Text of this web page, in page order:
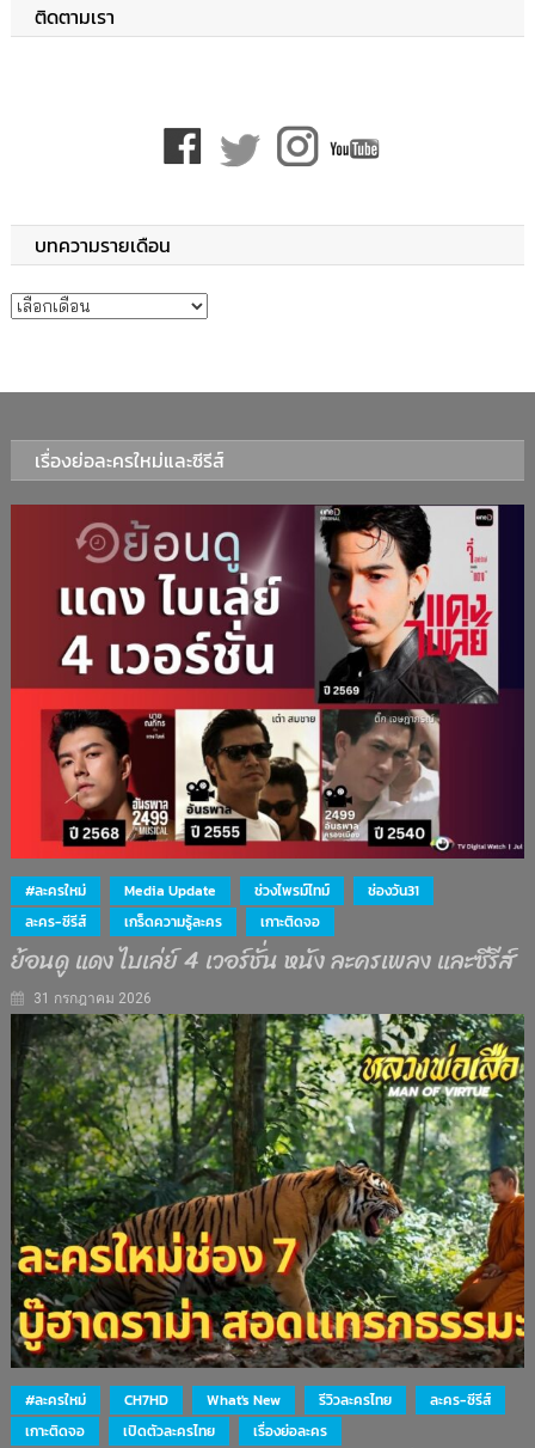
ติดตามเรา
บทความรายเดือน
บทความรายเดือน
เรื่องย่อละครใหม่และซีรีส์
#ละครใหม่ Media Update ช่วงไพรม์ไทม์
ช่องวัน31
ละคร-ซีรีส์
เกร็ดความรู้ละคร เกาะติดจอ
ย้อนดู แดง ไบเล่ย์ 4 เวอร์ชั่น หนัง ละครเพลง และซีรีส์
31 กรกฎาคม 2026
#ละครใหม่ CH7HD What's New รีวิวละครไทย
ละคร-ซีรีส์
เกาะติดจอ
เปิดตัวละครไทย เรื่องย่อละคร